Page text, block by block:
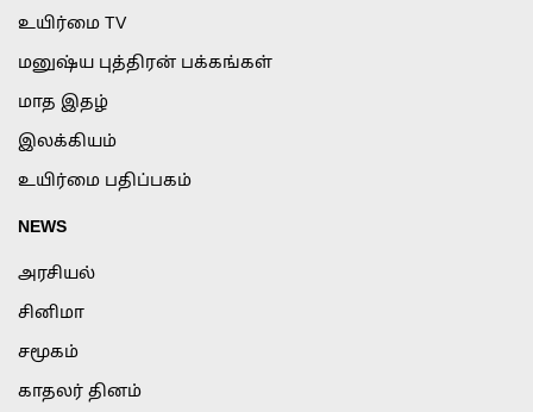
உயிர்மை TV
மனுஷ்ய புத்திரன் பக்கங்கள்
மாத இதழ்
இலக்கியம்
உயிர்மை பதிப்பகம்
NEWS
அரசியல்
சினிமா
சமூகம்
காதலர் தினம்